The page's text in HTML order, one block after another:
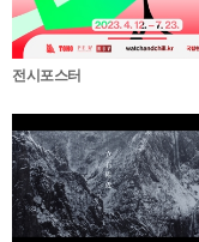
전시포스터